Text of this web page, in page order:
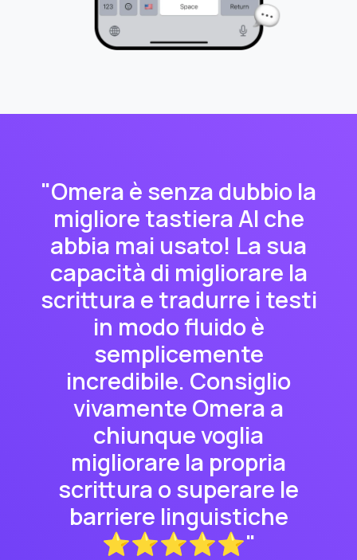
"Omera è senza dubbio la
migliore tastiera AI che
abbia mai usato! La sua
capacità di migliorare la
scrittura e tradurre i testi
in modo fluido è
semplicemente
incredibile. Consiglio
vivamente Omera a
chiunque voglia
migliorare la propria
scrittura o superare le
barriere linguistiche
⭐⭐⭐⭐⭐"